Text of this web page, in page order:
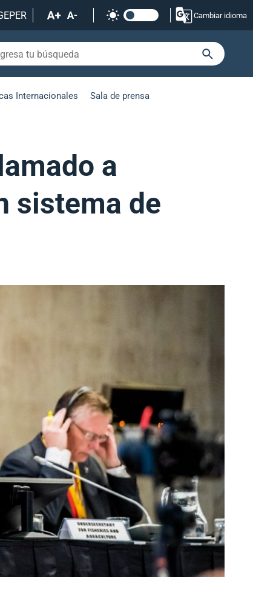
Cambiar idioma
Internacionales Sala de prensa
a
sistema de